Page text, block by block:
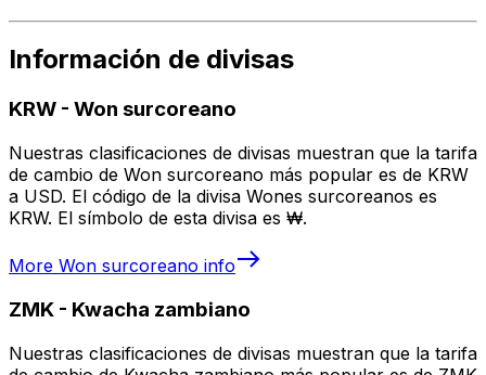
Información de divisas
KRW - Won surcoreano
Nuestras clasificaciones de divisas muestran que la tarifa
de cambio de Won surcoreano más popular es de KRW
a USD. El código de la divisa Wones surcoreanos es
KRW. El símbolo de esta divisa es ₩.
More Won surcoreano info
ZMK - Kwacha zambiano
Nuestras clasificaciones de divisas muestran que la tarifa